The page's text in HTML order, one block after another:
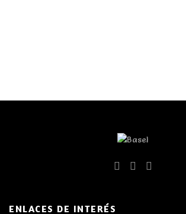
ENLACES DE INTERÉS